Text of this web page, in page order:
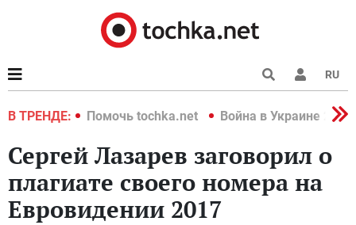
RU
В ТРЕНДЕ:
2022 Помочь tochka.net Война в Украине 2022
Сергей Лазарев заговорил о
плагиате своего номера на
Евровидении 2017